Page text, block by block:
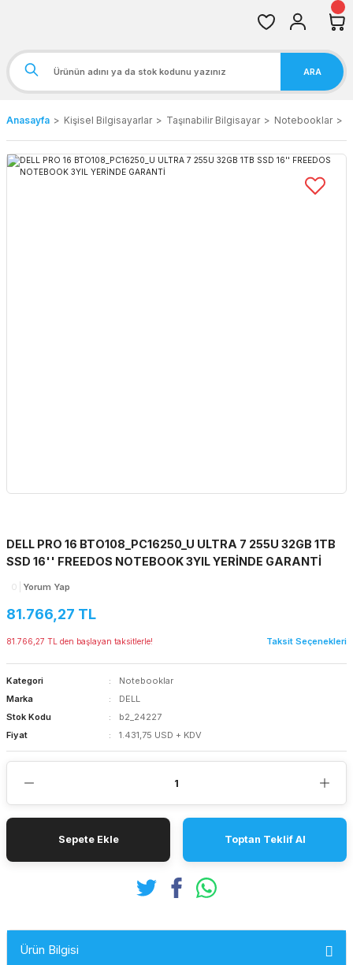
ARA
Anasayfa Kişisel Bilgisayarlar Taşınabilir Bilgisayar Notebooklar
DELL PRO 16 BTO108_PC16250_U ULTRA 7 255U 32GB 1TB
SSD 16'' FREEDOS NOTEBOOK 3YIL YERİNDE GARANTİ
0 Yorum Yap
81.766,27 TL
81.766,27 TL den başlayan taksitlerle! Taksit Seçenekleri
Kategori
Notebooklar
Marka
DELL
Stok Kodu
b2_24227
Fiyat
1.431,75 USD + KDV
Sepete Ekle Toptan Teklif Al
Ürün Bilgisi